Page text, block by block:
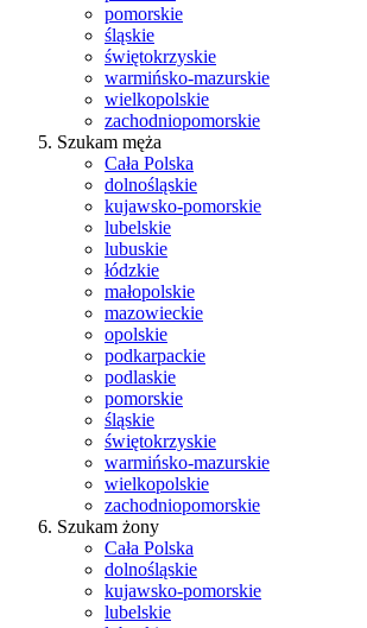
pomorskie
śląskie
świętokrzyskie
warmińsko-mazurskie
wielkopolskie
zachodniopomorskie
Szukam męża
Cała Polska
dolnośląskie
kujawsko-pomorskie
lubelskie
lubuskie
łódzkie
małopolskie
mazowieckie
opolskie
podkarpackie
podlaskie
pomorskie
śląskie
świętokrzyskie
warmińsko-mazurskie
wielkopolskie
zachodniopomorskie
Szukam żony
Cała Polska
dolnośląskie
kujawsko-pomorskie
lubelskie